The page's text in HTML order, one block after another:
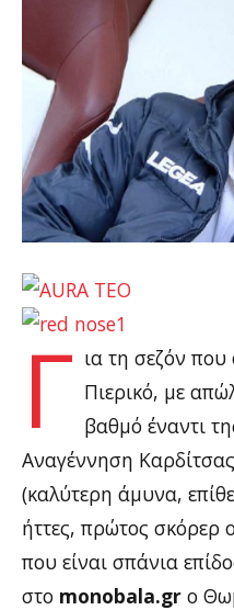
Γ ια τη σεζόν που
Πιερικό, με
βαθμό έναντι
Αναγέννηση
(καλύτερη άμυνα,
ήττες, πρώτος σκόρερ
που είναι σπάνια
στο monobala.gr ο